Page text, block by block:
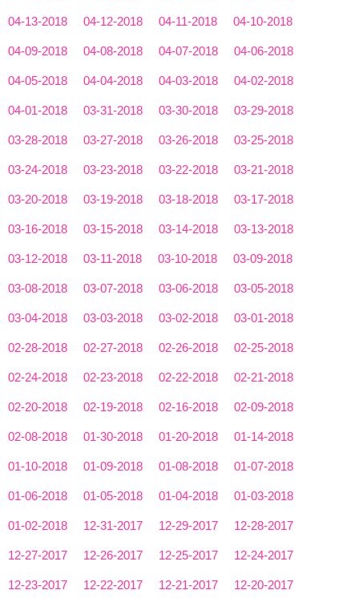
04-13-2018 04-12-2018 04-11-2018 04-10-2018
04-09-2018 04-08-2018 04-07-2018 04-06-2018
04-05-2018 04-04-2018 04-03-2018 04-02-2018
04-01-2018 03-31-2018 03-30-2018 03-29-2018
03-28-2018 03-27-2018 03-26-2018 03-25-2018
03-24-2018 03-23-2018 03-22-2018 03-21-2018
03-20-2018 03-19-2018 03-18-2018 03-17-2018
03-16-2018 03-15-2018 03-14-2018 03-13-2018
03-12-2018 03-11-2018 03-10-2018 03-09-2018
03-08-2018 03-07-2018 03-06-2018 03-05-2018
03-04-2018 03-03-2018 03-02-2018 03-01-2018
02-28-2018 02-27-2018 02-26-2018 02-25-2018
02-24-2018 02-23-2018 02-22-2018 02-21-2018
02-20-2018 02-19-2018 02-16-2018 02-09-2018
02-08-2018 01-30-2018 01-20-2018 01-14-2018
01-10-2018 01-09-2018 01-08-2018 01-07-2018
01-06-2018 01-05-2018 01-04-2018 01-03-2018
01-02-2018 12-31-2017 12-29-2017 12-28-2017
12-27-2017 12-26-2017 12-25-2017 12-24-2017
12-23-2017 12-22-2017 12-21-2017 12-20-2017